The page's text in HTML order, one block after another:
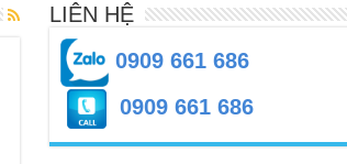
LIÊN HỆ
0909 661 686
0909 661 686